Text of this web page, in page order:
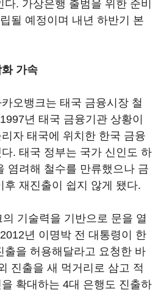
. 가상은행 출범을 위한 준비
될 예정이며 내년 하반기 본
가속
오뱅크는 태국 금융시장 철
년 태국 금융기관 상황이
자 태국에 위치한 한국 금융
. 태국 정부는 국가 신인도 하
염려해 철수를 만류했으나 금
후 재진출이 쉽지 않게 됐다.
기술력을 기반으로 문을 열
년 이명박 전 대통령이 한
출을 허용해달라고 요청한 바
진출을 새 먹거리로 삼고 적
확대하는 4대 은행도 진출하